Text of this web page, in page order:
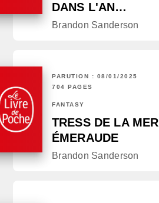
DANS L'AN…
Brandon Sanderson
PARUTION : 08/01/2025
704 PAGES
FANTASY
TRESS DE LA MER
ÉMERAUDE
Brandon Sanderson